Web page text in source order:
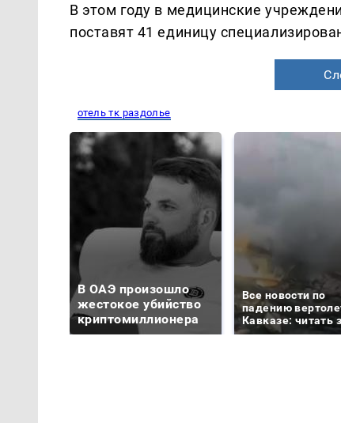
В этом году в медицинские
поставят 41 единицу
отель тк раздолье
В ОАЭ произошло
жестокое убийство
криптомиллионера
Все новости по
падению
Кавказе: читать